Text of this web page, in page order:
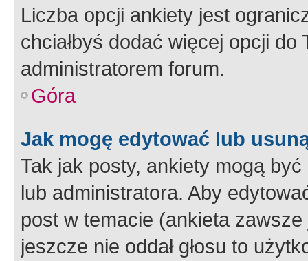
Liczba opcji ankiety jest
chciałbyś dodać więcej opcji
administratorem forum.
Góra
Jak mogę edytować lub
Tak jak posty, ankiety mogą
lub administratora. Aby
post w temacie (ankieta
jeszcze nie oddał głosu to